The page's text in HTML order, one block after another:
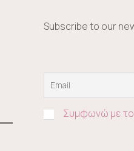
Subscribe to our
Συμφωνώ με